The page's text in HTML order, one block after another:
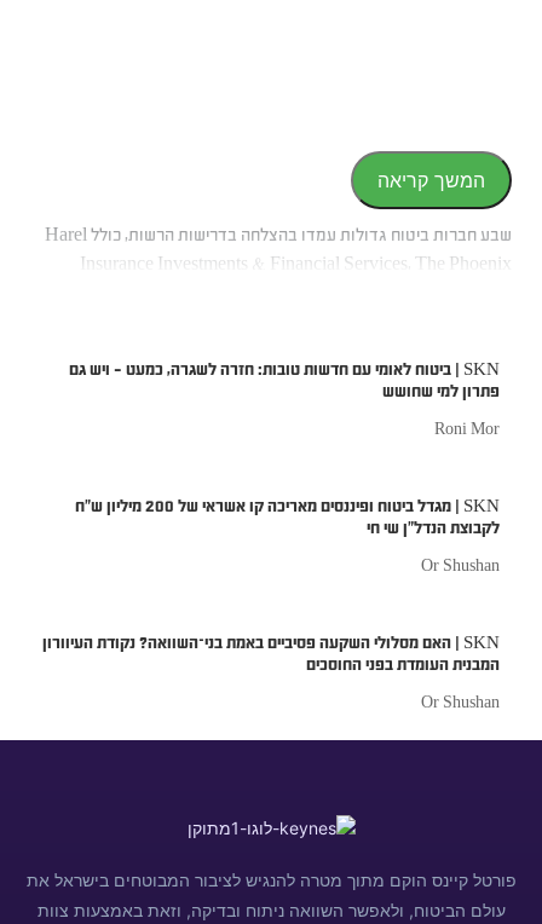
המשך קריאה
שבע חברות ביטוח גדולות עמדו בהצלחה בדרישות הרשות, כולל Harel
Insurance Investments & Financial Services, The Phoenix
הרגולטורים, מה שאפשר להן להמשיך לפעול ללא הפרעה. לעומת זאת,
אינה יכולה להציע פוליסות ביטוח רכב מקיפות חדשות.
SKN | ביטוח לאומי עם חדשות טובות: חזרה לשגרה, כמעט – ויש גם
פתרון למי שחושש
Roni Mor
SKN | מגדל ביטוח ופיננסים מאריכה קו אשראי של 200 מיליון ש״ח
לקבוצת הנדל״ן שי חי
Or Shushan
SKN | האם מסלולי השקעה פסיביים באמת בני־השוואה? נקודת העיוורון
המבנית העומדת בפני החוסכים
Or Shushan
פורטל קיינס הוקם מתוך מטרה להנגיש לציבור המבוטחים בישראל את
עולם הביטוח, ולאפשר השוואה ניתוח ובדיקה, וזאת באמצעות צוות